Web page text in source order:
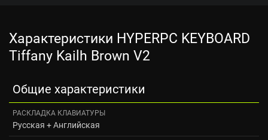
Характеристики HYPERPC KEYBOARD
Tiffany Kailh Brown V2
Общие характеристики
РАСКЛАДКА КЛАВИАТУРЫ
Русская + Английская